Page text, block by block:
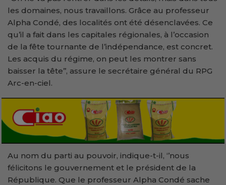
les domaines, nous travaillons. Grâce au professeur
Alpha Condé, des localités ont été désenclavées. Ce
qu’il a fait dans les capitales régionales, à l’occasion
de la fête tournante de l’indépendance, est concret.
Les acquis du régime, on peut les montrer sans
baisser la tête’’, assure le secrétaire général du RPG
Arc-en-ciel.
Au nom du parti au pouvoir, indique-t-il, ‘’nous
félicitons le gouvernement et le président de la
République. Que le professeur Alpha Condé sache